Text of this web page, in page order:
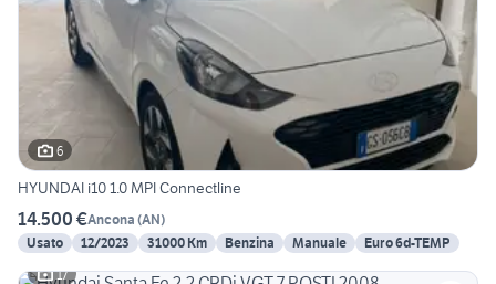
6
HYUNDAI i10 1.0 MPI Connectline
14.500 €Ancona (AN)
Usato
12/2023 31000 Km Benzina Manuale
Euro 6d-TEMP
17